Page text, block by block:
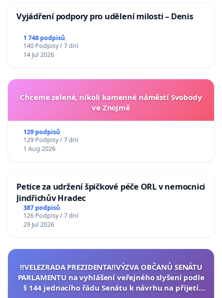
Vyjádření podpory pro udělení milosti – Denis
1 748 podpisů
140 Podpisy / 7 dní
14 Jul 2026
Chceme zelené, nikoli kamenné náměstí Svobody
ve Znojmě
129 podpisů
129 Podpisy / 7 dní
1 Aug 2026
Petice za udržení špičkové péče ORL v nemocnici
Jindřichův Hradec
387 podpisů
126 Podpisy / 7 dní
29 Jul 2026
‼️VELEZRADA PREZIDENTA‼️VÝZVA OBČANŮ SENÁTU
PARLAMENTU na vyhlášení veřejného slyšení podle
§ 144 jednacího řádu Senátu k návrhu na přijetí